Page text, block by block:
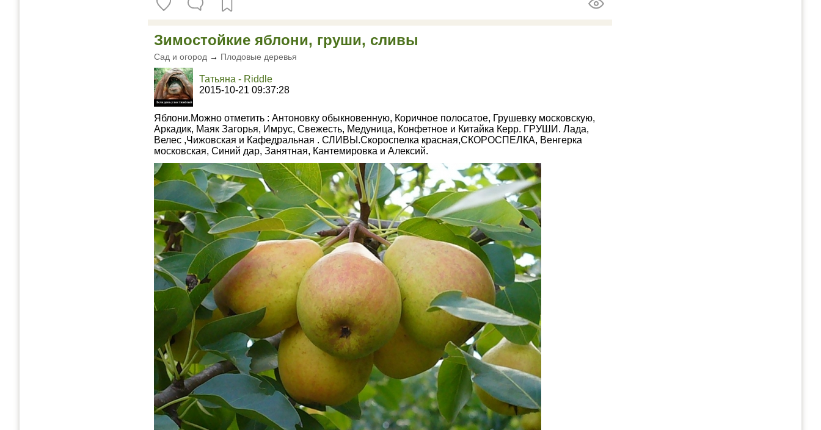
Зимостойкие яблони, груши, сливы
Сад и огород → Плодовые деревья
Татьяна - Riddle
2015-10-21 09:37:28
Яблони.Можно отметить : Антоновку обыкновенную, Коричное полосатое, Грушевку московскую,
Аркадик, Маяк Загорья, Имрус, Свежесть, Медуница, Конфетное и Китайка Керр. ГРУШИ. Лада,
Велес ,Чижовская и Кафедральная . СЛИВЫ.Скороспелка красная,СКОРОСПЕЛКА, Венгерка
московская, Синий дар, Занятная, Кантемировка и Алексий.